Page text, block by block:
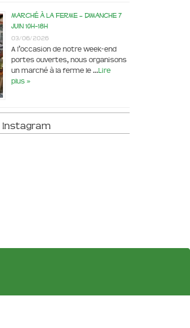
Marché à la ferme – dimanche 7
juin 10h-18h
03/06/2026
A l’occasion de notre week-end
portes ouvertes, nous organisons
un marché à la ferme le …Lire
plus »
Instagram